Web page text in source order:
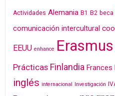
Actividades Alemania B1 B2 beca
comunicación intercultural
EEUU enhance Erasmus
Prácticas Finlandia Frances
inglés internacional Investigación